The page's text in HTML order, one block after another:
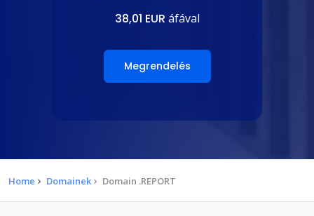
38,01 EUR áfával
Megrendelés
Home Domainek Domain .REPORT